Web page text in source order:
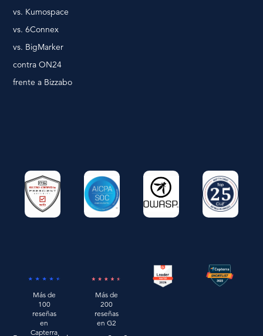
vs. Kumospace
vs. 6Connex
vs. BigMarker
contra ON24
frente a Bizzabo
Más de
100
reseñas
en
Capterra
Más de
200
reseñas
en G2